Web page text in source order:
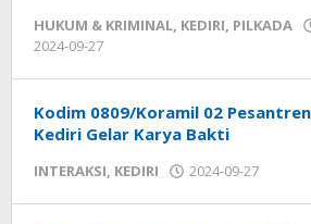
HUKUM & KRIMINAL, KEDIRI, PILKADA
2024-09-27
Kodim 0809/Koramil 02 Pesantren
Kediri Gelar Karya Bakti
INTERAKSI, KEDIRI 2024-09-27